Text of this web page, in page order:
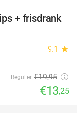
34%
+ frisdrank
9.1 star
Regulier €19,95
€13,25